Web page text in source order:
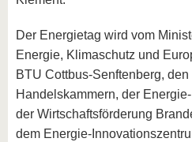
Der Energietag wird vom
Energie, Klimaschutz und
BTU Cottbus-Senftenberg,
Handelskammern, der
der Wirtschaftsförderung
dem Energie-